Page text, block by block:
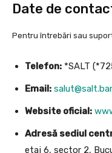
Date de
Pentru întrebări sau
Telefon: *SALT
Email:
Website oficial:
Adresă sediul
etaj 6, sector 2,